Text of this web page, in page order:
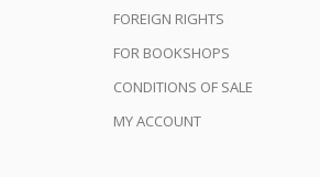
FOREIGN RIGHTS
FOR BOOKSHOPS
CONDITIONS OF SALE
MY ACCOUNT